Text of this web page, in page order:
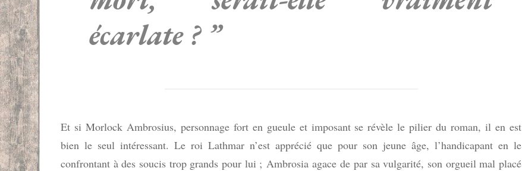
écarlate ? ”
Et si Morlock Ambrosius, personnage fort en gueule et imposant se révèle le pilier du roman, il en est
bien le seul intéressant. Le roi Lathmar n’est apprécié que pour son jeune âge, l’handicapant en le
confrontant à des soucis trop grands pour lui ; Ambrosia agace de par sa vulgarité, son orgueil mal placé